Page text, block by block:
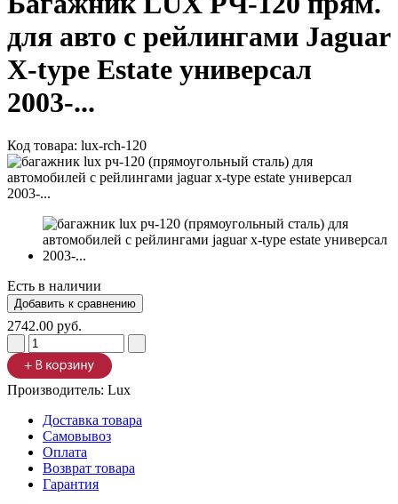
для авто с рейлингами Jaguar
X-type Estate универсал
2003-...
Код товара: lux-rch-120
Есть в наличии
2742.00 руб.
Производитель: Lux
Доставка товара
Самовывоз
Оплата
Возврат товара
Гарантия